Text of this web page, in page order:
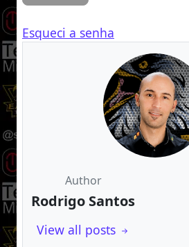
Esqueci a senha
Author
Rodrigo Santos
View all posts